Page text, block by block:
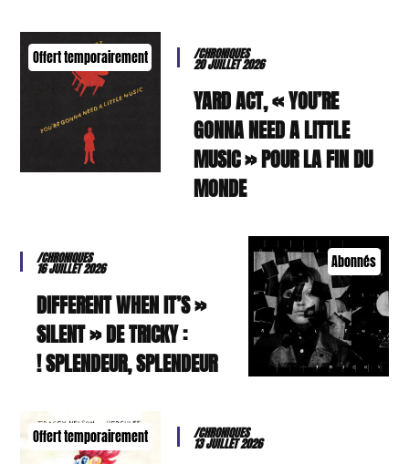
Offert temporairement /CHRONIQUES
20 JUILLET 2026
YARD ACT, « YOU’RE
GONNA NEED A LITTLE
MUSIC » POUR LA FIN DU
MONDE
Abonnés
/CHRONIQUES
16 JUILLET 2026
« DIFFERENT WHEN IT’S
SILENT » DE TRICKY :
SPLENDEUR, SPLENDEUR !
Offert temporairement /CHRONIQUES
13 JUILLET 2026